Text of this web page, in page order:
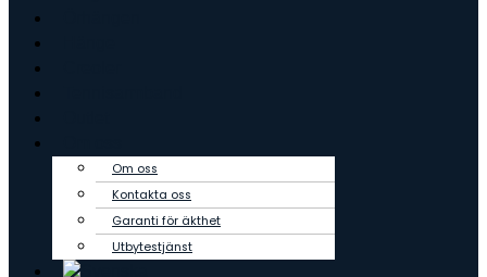
Om oss
Kontakta oss
Garanti för äkthet
Utbytestjänst